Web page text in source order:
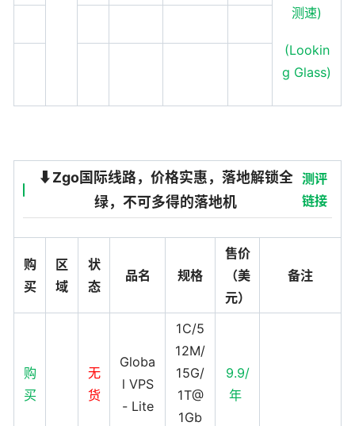
测速)
(Lookin
g Glass)
⬇️Zgo国际线路，价格实惠，落地解锁全
绿，不可多得的落地机
测评
链接
购
买
区
域
状
态
品名 规格
售价
（美
元）
备注
购
买
无
货
Globa
l VPS
- Lite
1C/5
12M/
15G/
1T@
1Gb
9.9/
年